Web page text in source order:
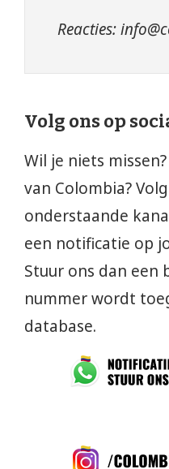
Reacties:
Volg ons op
Wil je niets
van Colombia?
onderstaande
een notificatie op
Stuur ons dan een
nummer wordt
database.